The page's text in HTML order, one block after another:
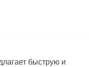
быструю и